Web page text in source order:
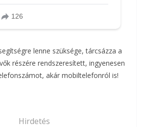
lenne szüksége, tárcsázza a
részére rendszeresített, ingyenesen
akár mobiltelefonról is!
Hirdetés